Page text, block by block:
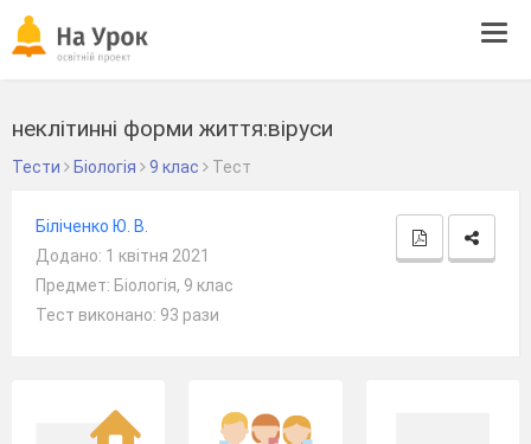
неклітинні форми життя:віруси
Тести Біологія 9 клас Тест
Біліченко Ю. В.
Додано: 1 квітня 2021
Предмет: Біологія, 9 клас
Тест виконано: 93 рази